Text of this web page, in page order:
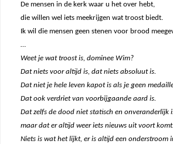
De mensen in de kerk waar u het over hebt,
die willen wel iets meekrijgen wat troost biedt.
Ik wil die mensen geen stenen voor brood
…
Weet je wat troost is, dominee Wim?
Dat niets voor altijd is, dat niets absoluut is.
Dat niet je hele leven kapot is als je geen
Dat ook verdriet van voorbijgaande aard is.
Dat zelfs de dood niet statisch en onveranderlijk
maar dat er altijd weer iets nieuws uit voort komt.
Niets is wat het lijkt, er is altijd een onderstroom